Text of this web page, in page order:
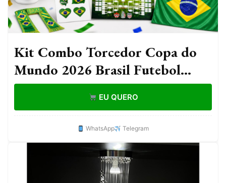
Kit Combo Torcedor Copa do
Mundo 2026 Brasil Futebol
Bandeira Faixa Confete Corneta
Oculos
EU QUERO
WhatsApp Telegram